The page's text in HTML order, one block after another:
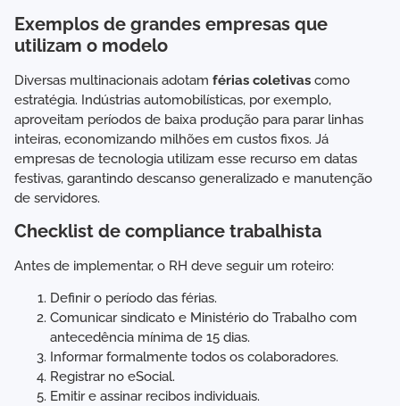
Exemplos de grandes empresas que
utilizam o modelo
Diversas multinacionais adotam férias coletivas como
estratégia. Indústrias automobilísticas, por exemplo,
aproveitam períodos de baixa produção para parar linhas
inteiras, economizando milhões em custos fixos. Já
empresas de tecnologia utilizam esse recurso em datas
festivas, garantindo descanso generalizado e manutenção
de servidores.
Checklist de compliance trabalhista
Antes de implementar, o RH deve seguir um roteiro:
Definir o período das férias.
Comunicar sindicato e Ministério do Trabalho com
antecedência mínima de 15 dias.
Informar formalmente todos os colaboradores.
Registrar no eSocial.
Emitir e assinar recibos individuais.